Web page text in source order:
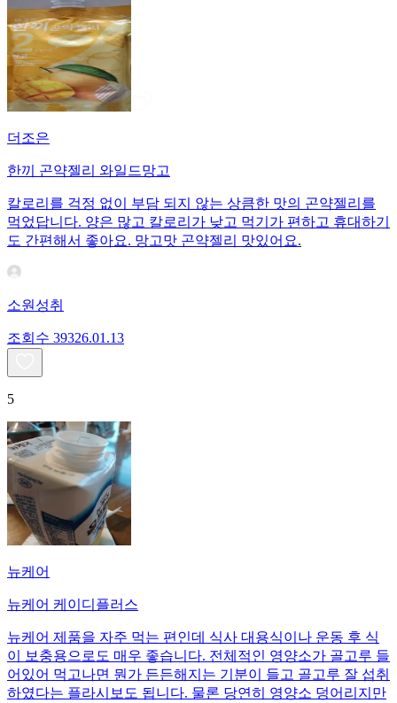
더조은
한끼 곤약젤리 와일드망고
칼로리를 걱정 없이 부담 되지 않는 상큼한 맛의 곤약젤리를
먹었답니다. 양은 많고 칼로리가 낮고 먹기가 편하고 휴대하기
도 간편해서 좋아요. 망고맛 곤약젤리 맛있어요.
소원성취
조회수 39326.01.13
5
뉴케어
뉴케어 케이디플러스
뉴케어 제품을 자주 먹는 편인데 식사 대용식이나 운동 후 식
이 보충용으로도 매우 좋습니다. 전체적인 영양소가 골고루 들
어있어 먹고나면 뭔가 든든해지는 기분이 들고 골고루 잘 섭취
하였다는 플라시보도 됩니다. 물론 당연히 영양소 덩어리지만